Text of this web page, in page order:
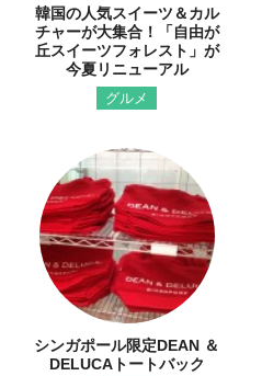
韓国の人気スイーツ＆カル
チャーが大集合！「自由が
丘スイーツフォレスト」が
今夏リニューアル
グルメ
シンガポール限定DEAN ＆
DELUCAトートバック